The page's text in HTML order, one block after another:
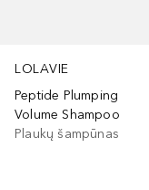
LOLAVIE
Peptide Plumping
Volume Shampoo
Plaukų šampūnas